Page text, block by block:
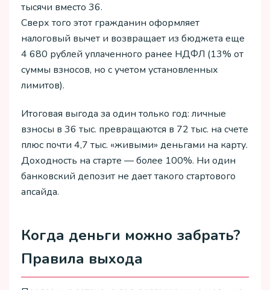
тысячи вместо 36.
Сверх того этот гражданин оформляет
налоговый вычет и возвращает из бюджета еще
4 680 рублей уплаченного ранее НДФЛ (13% от
суммы взносов, но с учетом установленных
лимитов).
Итоговая выгода за один только год: личные
взносы в 36 тыс. превращаются в 72 тыс. на счете
плюс почти 4,7 тыс. «живыми» деньгами на карту.
Доходность на старте — более 100%. Ни один
банковский депозит не дает такого стартового
апсайда.
Когда деньги можно забрать?
Правила выхода